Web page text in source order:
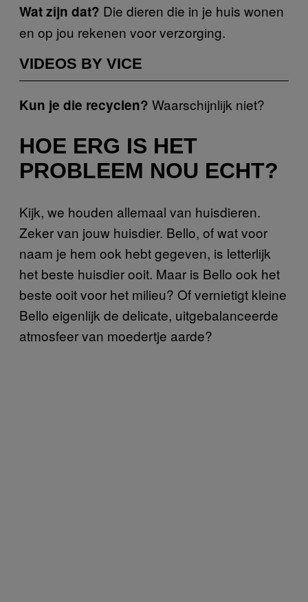
Wat zijn dat? Die dieren die in je huis wonen
en op jou rekenen voor verzorging.
VIDEOS BY VICE
Kun je die recyclen? Waarschijnlijk niet?
HOE ERG IS HET
PROBLEEM NOU ECHT?
Kijk, we houden allemaal van huisdieren.
Zeker van jouw huisdier. Bello, of wat voor
naam je hem ook hebt gegeven, is letterlijk
het beste huisdier ooit. Maar is Bello ook het
beste ooit voor het milieu? Of vernietigt kleine
Bello eigenlijk de delicate, uitgebalanceerde
atmosfeer van moedertje aarde?